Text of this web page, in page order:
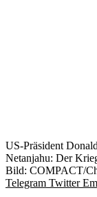
US-Präsident
Netanjahu: Der
Bild: COMPACT/
Telegram Twitter